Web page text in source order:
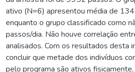
ativo (N=6) apresentou média de
enquanto o grupo classificado como
passos/dia. Não houve correlação
analisados. Com os resultados desta
concluir que metade dos indivíduos
pelo programa são ativos